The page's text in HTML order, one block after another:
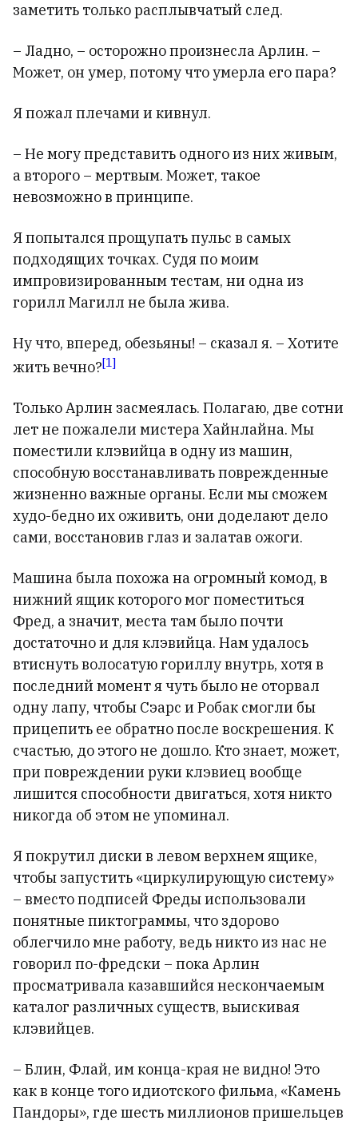
заметить только расплывчатый след.
– Ладно, – осторожно произнесла Арлин. –
Может, он умер, потому что умерла его пара?
Я пожал плечами и кивнул.
– Не могу представить одного из них живым,
а второго – мертвым. Может, такое
невозможно в принципе.
Я попытался прощупать пульс в самых
подходящих точках. Судя по моим
импровизированным тестам, ни одна из
горилл Магилл не была жива.
Ну что, вперед, обезьяны! – сказал я. – Хотите
жить вечно?[1]
Только Арлин засмеялась. Полагаю, две сотни
лет не пожалели мистера Хайнлайна. Мы
поместили клэвийца в одну из машин,
способную восстанавливать поврежденные
жизненно важные органы. Если мы сможем
худо-бедно их оживить, они доделают дело
сами, восстановив глаз и залатав ожоги.
Машина была похожа на огромный комод, в
нижний ящик которого мог поместиться
Фред, а значит, места там было почти
достаточно и для клэвийца. Нам удалось
втиснуть волосатую гориллу внутрь, хотя в
последний момент я чуть было не оторвал
одну лапу, чтобы Сэарс и Робак смогли бы
прицепить ее обратно после воскрешения. К
счастью, до этого не дошло. Кто знает, может,
при повреждении руки клэвиец вообще
лишится способности двигаться, хотя никто
никогда об этом не упоминал.
Я покрутил диски в левом верхнем ящике,
чтобы запустить «циркулирующую систему»
– вместо подписей Фреды использовали
понятные пиктограммы, что здорово
облегчило мне работу, ведь никто из нас не
говорил по-фредски – пока Арлин
просматривала казавшийся нескончаемым
каталог различных существ, выискивая
клэвийцев.
– Блин, Флай, им конца-края не видно! Это
как в конце того идиотского фильма, «Камень
Пандоры», где шесть миллионов пришельцев